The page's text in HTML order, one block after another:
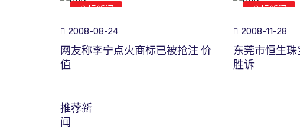
商标新闻
2008-08-24
网友称李宁点火商标已被抢注 价
值
商标新闻
2008-11-28
东莞市恒生
胜诉
推荐新
闻
2026-